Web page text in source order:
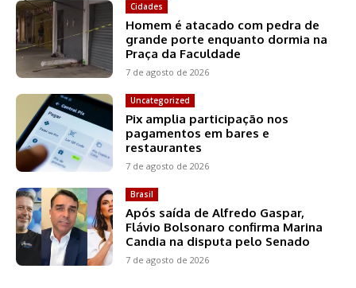
Cidades
Homem é atacado com pedra de
grande porte enquanto dormia na
Praça da Faculdade
7 de agosto de 2026
Uncategorized
Pix amplia participação nos
pagamentos em bares e
restaurantes
7 de agosto de 2026
Brasil
Após saída de Alfredo Gaspar,
Flávio Bolsonaro confirma Marina
Candia na disputa pelo Senado
7 de agosto de 2026